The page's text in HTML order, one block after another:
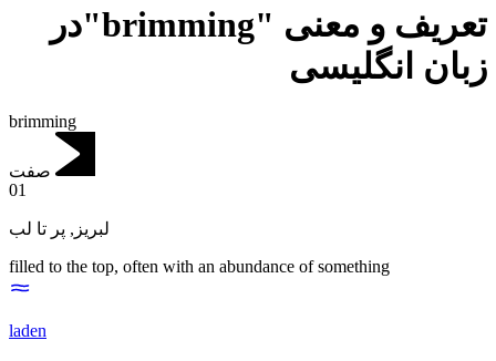
تعریف و معنی "brimming"در
زبان انگلیسی
brimming
صفت
01
لبریز , پر تا لب
filled to the top, often with an abundance of something
laden